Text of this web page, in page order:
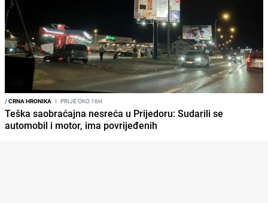
/CRNA HRONIKA I PRIJE OKO 16H
Teška saobraćajna nesreća u Prijedoru: Sudarili se
automobil i motor, ima povrijeđenih